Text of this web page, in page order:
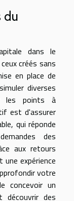
du
dans le
créés sans
en place de
diverses
les points à
est d'assurer
qui réponde
des
aux retours
expérience
votre
concevoir un
des